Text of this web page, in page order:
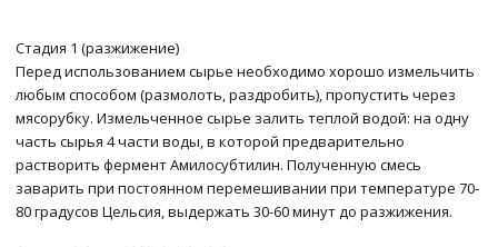
Стадия 1 (разжижение)
Перед использованием сырье необходимо хорошо измельчить
любым способом (размолоть, раздробить), пропустить через
мясорубку. Измельченное сырье залить теплой водой: на одну
часть сырья 4 части воды, в которой предварительно
растворить фермент Амилосубтилин. Полученную смесь
заварить при постоянном перемешивании при температуре 70-
80 градусов Цельсия, выдержать 30-60 минут до разжижения.